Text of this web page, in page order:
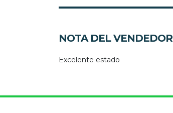
NOTA DEL VENDEDOR
Excelente estado